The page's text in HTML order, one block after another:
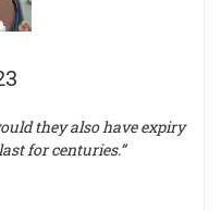
they also have expiry
for centuries.”